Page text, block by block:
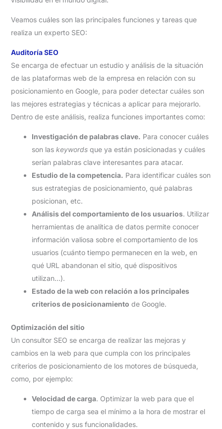
Veamos cuáles son las principales funciones y tareas que
realiza un experto SEO:
Auditoría SEO
Se encarga de efectuar un estudio y análisis de la situación
de las plataformas web de la empresa en relación con su
posicionamiento en Google, para poder detectar cuáles son
las mejores estrategias y técnicas a aplicar para mejorarlo.
Dentro de este análisis, realiza funciones importantes como:
Investigación de palabras clave. Para conocer cuáles
son las keywordsque ya están posicionadas y cuáles
serían palabras clave interesantes para atacar.
Estudio de la competencia. Para identificar cuáles son
sus estrategias de posicionamiento, qué palabras
posicionan, etc.
Análisis del comportamiento de los usuarios. Utilizar
herramientas de analítica de datos permite conocer
información valiosa sobre el comportamiento de los
usuarios (cuánto tiempo permanecen en la web, en
qué URL abandonan el sitio, qué dispositivos
utilizan…).
Estado de la web con relación a los principales
criterios de posicionamiento de Google.
Optimización del sitio
Un consultor SEO se encarga de realizar las mejoras y
cambios en la web para que cumpla con los principales
criterios de posicionamiento de los motores de búsqueda,
como, por ejemplo:
Velocidad de carga. Optimizar la web para que el
tiempo de carga sea el mínimo a la hora de mostrar el
contenido y sus funcionalidades.